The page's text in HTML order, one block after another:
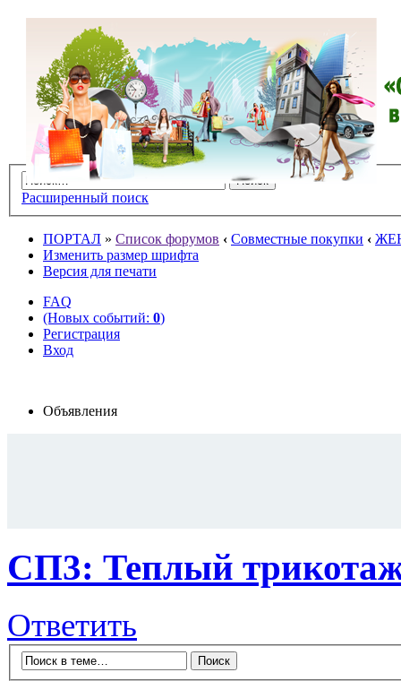
Расширенный поиск
ПОРТАЛ » Список форумов ‹ Совместные покупки ‹
Изменить размер шрифта
Версия для печати
FAQ
(Новых событий: 0)
Регистрация
Вход
Объявления
СП3: Теплый
Ответить